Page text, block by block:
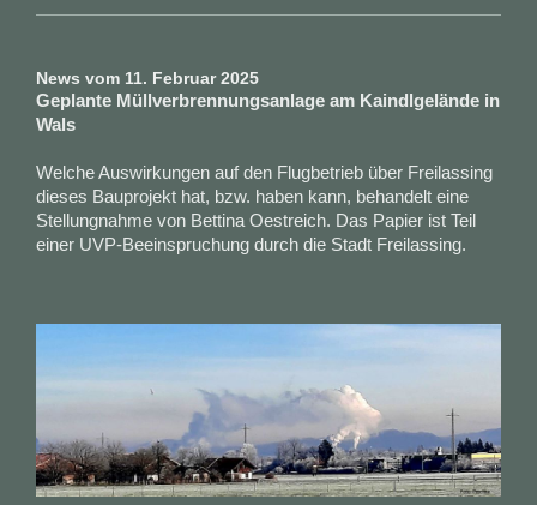
News vom 11. Februar 2025
Geplante Müllverbrennungsanlage am Kaindlgelände in
Wals
Welche Auswirkungen auf den Flugbetrieb über Freilassing
dieses Bauprojekt hat, bzw. haben kann, behandelt eine
Stellungnahme von Bettina Oestreich. Das Papier ist Teil
einer UVP-Beeinspruchung durch die Stadt Freilassing.